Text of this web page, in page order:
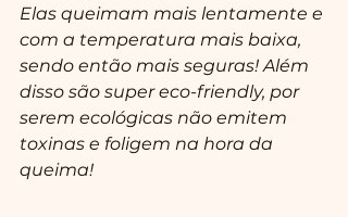
Elas queimam mais lentamente e
com a temperatura mais baixa,
sendo então mais seguras! Além
disso são super eco-friendly, por
serem ecológicas não emitem
toxinas e foligem na hora da
queima!